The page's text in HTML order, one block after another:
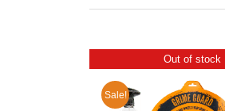
Out of stock
Sale!